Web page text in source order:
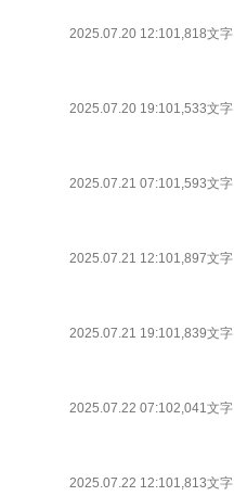
2025.07.20 12:101,818文字
2025.07.20 19:101,533文字
2025.07.21 07:101,593文字
2025.07.21 12:101,897文字
2025.07.21 19:101,839文字
2025.07.22 07:102,041文字
2025.07.22 12:101,813文字